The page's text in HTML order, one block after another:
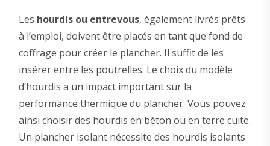
Les hourdis ou entrevous, également livrés prêts
à l’emploi, doivent être placés en tant que fond de
coffrage pour créer le plancher. Il suffit de les
insérer entre les poutrelles. Le choix du modèle
d’hourdis a un impact important sur la
performance thermique du plancher. Vous pouvez
ainsi choisir des hourdis en béton ou en terre cuite.
Un plancher isolant nécessite des hourdis isolants